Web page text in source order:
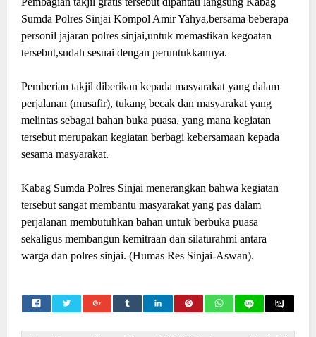
Sumda Polres Sinjai Kompol Amir Yahya,bersama beberapa
personil jajaran polres sinjai,untuk memastikan kegoatan
tersebut,sudah sesuai dengan peruntukkannya.
Pemberian takjil diberikan kepada masyarakat yang dalam
perjalanan (musafir), tukang becak dan masyarakat yang
melintas sebagai bahan buka puasa, yang mana kegiatan
tersebut merupakan kegiatan berbagi kebersamaan kepada
sesama masyarakat.
Kabag Sumda Polres Sinjai menerangkan bahwa kegiatan
tersebut sangat membantu masyarakat yang pas dalam
perjalanan membutuhkan bahan untuk berbuka puasa
sekaligus membangun kemitraan dan silaturahmi antara
warga dan polres sinjai. (Humas Res Sinjai-Aswan).